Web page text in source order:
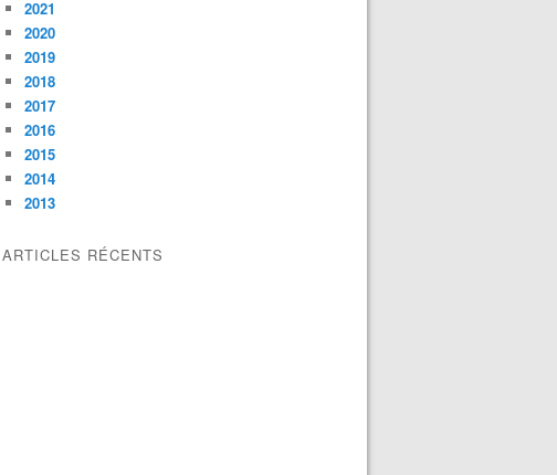
2021
2020
2019
2018
2017
2016
2015
2014
2013
ARTICLES RÉCENTS